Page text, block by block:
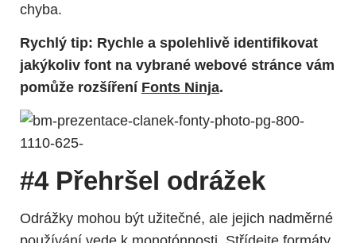
chyba.
Rychlý tip: Rychle a spolehlivě identifikovat
jakýkoliv font na vybrané webové stránce vám
pomůže rozšíření Fonts Ninja.
#4 Přehršel odrážek
Odrážky mohou být užitečné, ale jejich nadměrné